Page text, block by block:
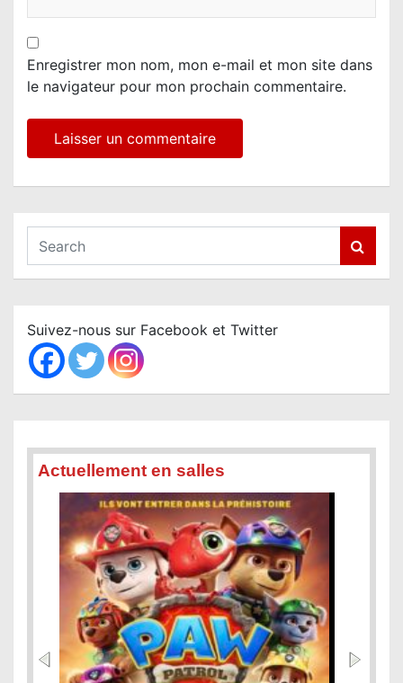
Enregistrer mon nom, mon e-mail et mon site dans
le navigateur pour mon prochain commentaire.
a
c
h
Suivez-nous sur Facebook et Twitter
Actuellement en salles